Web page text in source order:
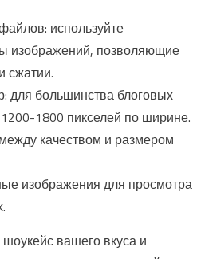
используйте
изображений, позволяющие
сжатии.
для большинства блоговых
1800 пикселей по ширине.
качеством и размером
изображения для просмотра
вашего вкуса и